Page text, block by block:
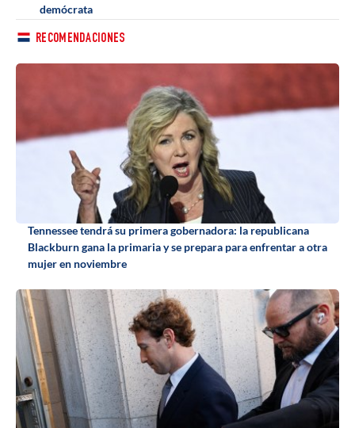
demócrata
RECOMENDACIONES
Tennessee tendrá su primera gobernadora: la republicana
Blackburn gana la primaria y se prepara para enfrentar a otra
mujer en noviembre